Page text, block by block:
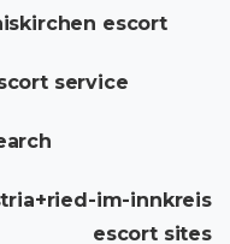
escort
service
im-innkreis
escort sites